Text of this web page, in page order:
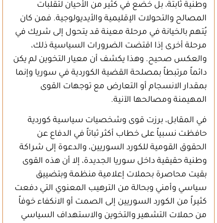
وطنية ثابتة، بل خضع في كثير من الأحيان لتقلبات
المصالح والتحولات الإقليمية والأيديولوجية. فمن كان
يُتهم بالخيانة في مرحلة معينة قد يتحول إلى شريك في
مرحلة أخرى إذا اقتضت الضرورات السياسية ذلك،
والعكس صحيح. وهذا يكشف أن معيار التخوين لم يكن
دائماً مرتبطاً بمصلحة القضية الكوردية في سوريا وإنما
بمقدار الانسجام أو التعارض مع توجهات القوى
المهيمنة ومصالحها الآنية.
في المقابل، برزت قوى وشخصيات سياسية كوردية
حافظت نسبياً على خطاب أكثر ثباتاً في الدفاع عن
الحقوق القومية للكورد السوريين، والدعوة إلى شراكة
وطنية حقيقية داخل سوريا الجديدة، إلا أن هذه القوى
بقيت محاصرة بحملات إعلامية منظمة وبتضييق
سياسي وأمني وبحالة من الترهيب المعنوي التي دفعت
كثيراً من الكورد السوريين إلى الصمت أو الانكفاء خوفاً
من حملات التشهير والتخوين والاستهداف السياسي